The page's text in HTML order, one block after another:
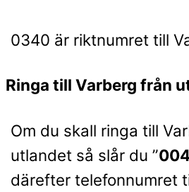
0340 är riktnumret till
Ringa till Varberg från
Om du skall ringa till
utlandet så slår du ”
därefter telefonnumret